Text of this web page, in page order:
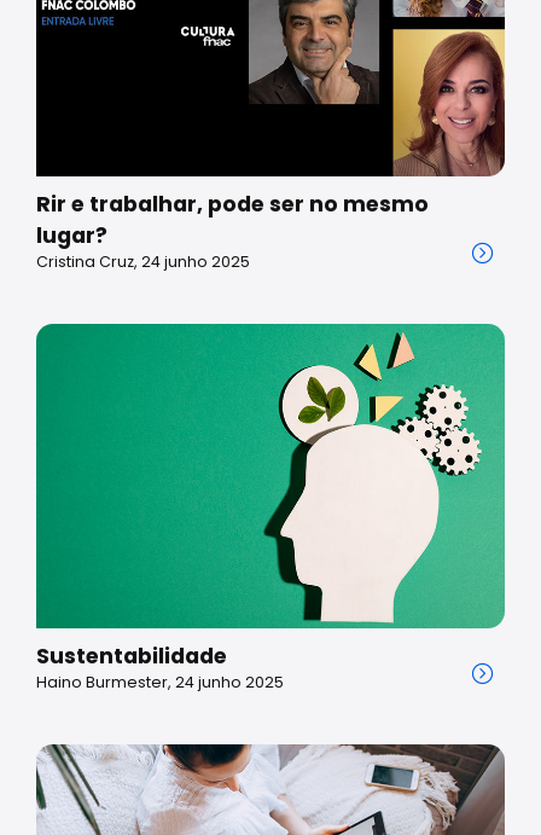
Rir e trabalhar, pode ser no mesmo
lugar?
Cristina Cruz, 24 junho 2025
Sustentabilidade
Haino Burmester, 24 junho 2025